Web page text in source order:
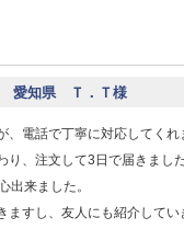
愛知県 Ｔ．Ｔ様
、電話で丁寧に対応してくれ
り、注文して3日で届きまし
出来ました。
ますし、友人にも紹介して